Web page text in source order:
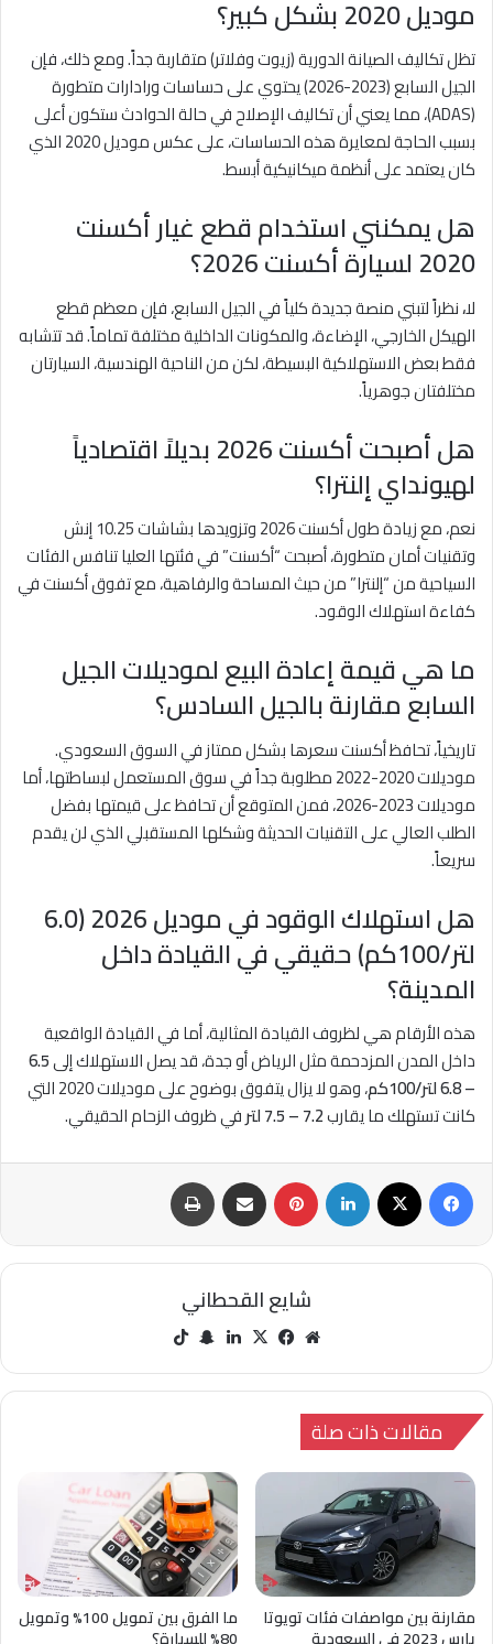
موديل 2020 بشكل كبير؟
تظل تكاليف الصيانة الدورية (زيوت وفلاتر) متقاربة جداً. ومع ذلك، فإن
الجيل السابع (2023-2026) يحتوي على حساسات ورادارات متطورة
(ADAS)، مما يعني أن تكاليف الإصلاح في حالة الحوادث ستكون أعلى
بسبب الحاجة لمعايرة هذه الحساسات، على عكس موديل 2020 الذي
كان يعتمد على أنظمة ميكانيكية أبسط.
هل يمكنني استخدام قطع غيار أكسنت
2020 لسيارة أكسنت 2026؟
لا،نظراً لتبني منصة جديدة كلياً في الجيل السابع، فإن معظم قطع
الهيكل الخارجي، الإضاءة، والمكونات الداخلية مختلفة تماماً. قد تتشابه
فقط بعض الاستهلاكية البسيطة، لكن من الناحية الهندسية، السيارتان
مختلفتان جوهرياً.
هل أصبحت أكسنت 2026 بديلاً اقتصادياً
لهيونداي إلنترا؟
نعم، مع زيادة طول أكسنت 2026 وتزويدها بشاشات 10.25 إنش
وتقنيات أمان متطورة، أصبحت “أكسنت” في فئتها العليا تنافس الفئات
السياحية من “إلنترا” من حيث المساحة والرفاهية، مع تفوق أكسنت في
كفاءة استهلاك الوقود.
ما هي قيمة إعادة البيع لموديلات الجيل
السابع مقارنة بالجيل السادس؟
تاريخياً، تحافظ أكسنت سعرها بشكل ممتاز في السوق السعودي.
موديلات 2020-2022 مطلوبة جداً في سوق المستعمل لبساطتها، أما
موديلات 2023-2026، فمن المتوقع أن تحافظ على قيمتها بفضل
الطلب العالي على التقنيات الحديثة وشكلها المستقبلي الذي لن يقدم
سريعاً.
هل استهلاك الوقود في موديل 2026 (6.0
لتر/100كم) حقيقي في القيادة داخل
المدينة؟
هذه الأرقام هي لظروف القيادة المثالية، أما في القيادة الواقعية
داخل المدن المزدحمة مثل الرياض أو جدة، قد يصل الاستهلاك إلى6.5
– 6.8 لتر/100كم
، وهو لا يزال يتفوق بوضوح على موديلات 2020 التي
كانت تستهلك ما يقارب7.2 – 7.5 لتر في ظروف الزحام الحقيقي.
فيسبوك ‫X لينكدإن بينتيريست مشاركة عبر البريد طباعة
شايع القحطاني
مو
الوي
في
وك
‫X لينك سنا
تشا
مقالات ذات صلة
ما الفرق بين تمويل 100% وتمويل مقارنة بين مواصفات فئات تويوتا